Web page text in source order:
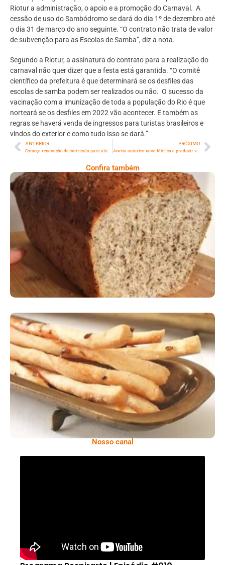
Riotur a administração, o apoio e a promoção do Carnaval. A
cessão de uso do Sambódromo se dará do dia 1º de dezembro até
o dia 31 de março do ano seguinte. “O contrato não trata de valor
de subvenção para as Escolas de Samba”, diz a nota.
Segundo a Riotur, a assinatura do contrato para a realização do
carnaval não quer dizer que a festa está garantida. “O comitê
científico da prefeitura é que determinará se os desfiles das
escolas de samba podem ser realizados ou não. O sucesso da
vacinação com a imunização de toda a população do Rio é que
norteará se os desfiles em 2022 vão acontecer. E também as
regras se haverá venda de ingressos para turistas brasileiros e
vindos do exterior e como tudo isso se dará.”
ANTERIOR
Começa renovação de matrícula para alunos da Educação de Jovens e Adultos no Rio
PRÓXIMO
Anvisa autoriza nova fábrica a produzir vacina da Pfizer para o Brasil
Confira também
Comer Bem: Pão Low Carb
Comer Bem: Palitinhos De Cebola E Salsa
Nosso canal